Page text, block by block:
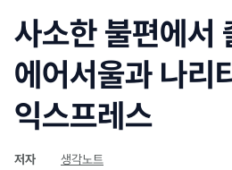
사소한 불편에서
에어서울과 나리
익스프레스
저자 생각노트